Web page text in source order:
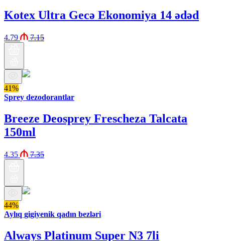
Kotex Ultra Gecə Ekonomiya 14 ədəd
4.79 7.15
41%
Sprey dezodorantlar
Breeze Deosprey Frescheza Talcata
150ml
4.35 7.35
44%
Aylıq gigiyenik qadın bezləri
Always Platinum Super N3 7li